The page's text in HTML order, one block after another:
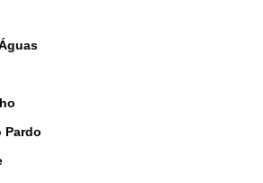
Pardo